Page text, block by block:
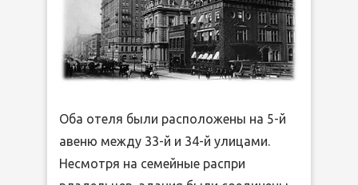
Оба отеля были расположены на 5-й
авеню между 33-й и 34-й улицами.
Несмотря на семейные распри